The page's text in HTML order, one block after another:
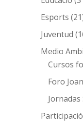
Esports
Juventud
Medio
Cursos
Foro